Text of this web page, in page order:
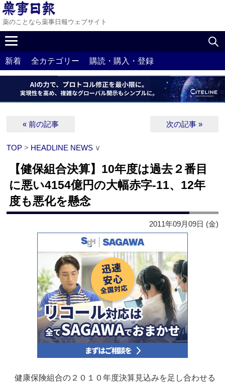
薬のことなら薬事日報ウェブサイト
新着 全カテゴリー 購読・購入・登録
« 前の記事 次の記事 »
TOP > HEADLINE NEWS ∨
【健保組合決算】10年度は過去２番目
に悪い4154億円の大幅赤字‐11、12年
度も悪化を懸念
2011年09月09日 (金)
健康保険組合の２０１０年度決算見込みを足し合わせる